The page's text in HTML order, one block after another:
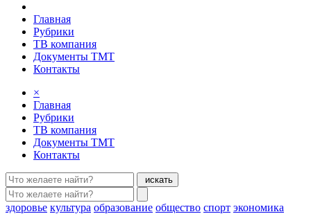
Главная
Рубрики
ТВ компания
Документы ТМТ
Контакты
×
Главная
Рубрики
ТВ компания
Документы ТМТ
Контакты
искать
здоровье культура образование общество спорт экономика